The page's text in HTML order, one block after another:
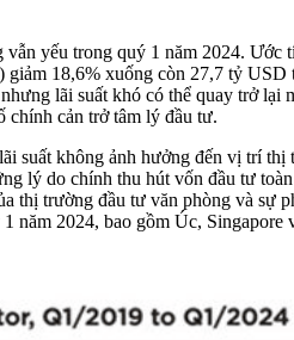
yếu trong quý 1 năm 2024.
18,6% xuống còn 27,7 tỷ
lãi suất khó có thể quay trở lại
chính cản trở tâm lý đầu tư.
suất không ảnh hưởng đến vị trí
lý do chính thu hút vốn đầu tư
thị trường đầu tư văn phòng và sự
2024, bao gồm Úc,